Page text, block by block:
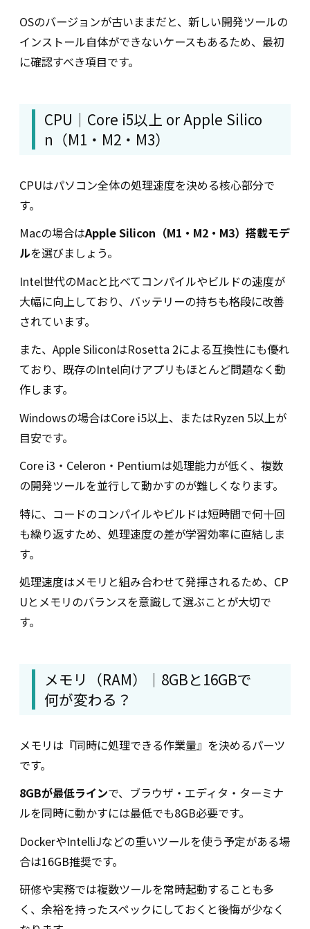
OSのバージョンが古いままだと、新しい開発ツールの
インストール自体ができないケースもあるため、最初
に確認すべき項目です。
CPU｜Core i5以上 or Apple Silico
n（M1・M2・M3）
CPUはパソコン全体の処理速度を決める核心部分で
す。
Macの場合はApple Silicon（M1・M2・M3）搭載モデ
ルを選びましょう。
Intel世代のMacと比べてコンパイルやビルドの速度が
大幅に向上しており、バッテリーの持ちも格段に改善
されています。
また、Apple SiliconはRosetta 2による互換性にも優れ
ており、既存のIntel向けアプリもほとんど問題なく動
作します。
Windowsの場合はCore i5以上、またはRyzen 5以上が
目安です。
Core i3・Celeron・Pentiumは処理能力が低く、複数
の開発ツールを並行して動かすのが難しくなります。
特に、コードのコンパイルやビルドは短時間で何十回
も繰り返すため、処理速度の差が学習効率に直結しま
す。
処理速度はメモリと組み合わせて発揮されるため、CP
Uとメモリのバランスを意識して選ぶことが大切で
す。
メモリ（RAM）｜8GBと16GBで
何が変わる？
メモリは『同時に処理できる作業量』を決めるパーツ
です。
8GBが最低ラインで、ブラウザ・エディタ・ターミナ
ルを同時に動かすには最低でも8GB必要です。
DockerやIntelliJなどの重いツールを使う予定がある場
合は16GB推奨です。
研修や実務では複数ツールを常時起動することも多
く、余裕を持ったスペックにしておくと後悔が少なく